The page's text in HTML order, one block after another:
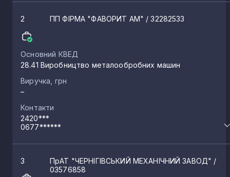
2 ПП ФІРМА "ФАВОРИТ АМ" / 32282533
Основний КВЕД
28.41 Виробництво металообробних машин
Виручка, грн
–
Контакти
2420***
0677******
3 ПрАТ "ЧЕРНІГІВСЬКИЙ МЕХАНІЧНИЙ ЗАВОД" /
03576858